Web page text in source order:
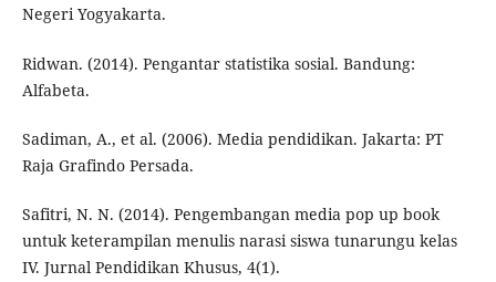
Negeri Yogyakarta.
Ridwan. (2014). Pengantar statistika sosial. Bandung:
Alfabeta.
Sadiman, A., et al. (2006). Media pendidikan. Jakarta: PT
Raja Grafindo Persada.
Safitri, N. N. (2014). Pengembangan media pop up book
untuk keterampilan menulis narasi siswa tunarungu kelas
IV. Jurnal Pendidikan Khusus, 4(1).